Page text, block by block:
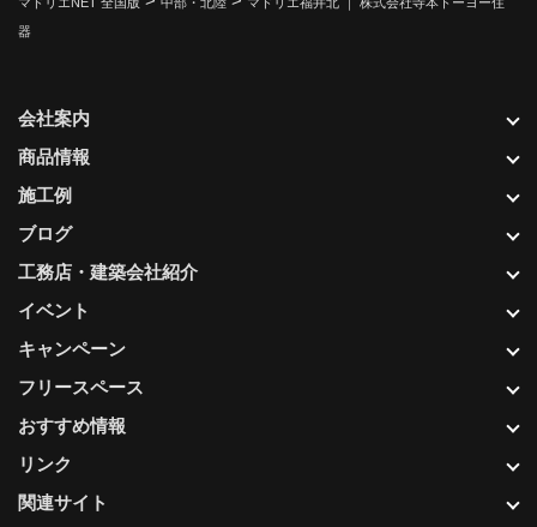
器
会社案内
商品情報
施工例
ブログ
工務店・建築会社紹介
イベント
キャンペーン
フリースペース
おすすめ情報
リンク
関連サイト